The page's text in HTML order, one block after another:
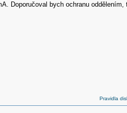
Doporučoval bych ochranu
Pravidla